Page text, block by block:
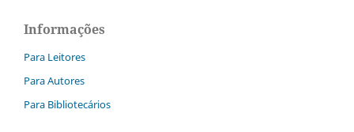
Informações
Para Leitores
Para Autores
Para Bibliotecários